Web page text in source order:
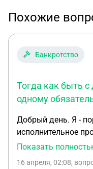
Похожие
Банкротство
Тогда как быть с
одному
Добрый день. Я -
исполнительное
Основной заемщик
Показать
16 апреля, 02:08,